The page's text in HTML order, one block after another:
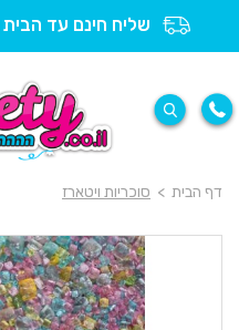
שליח חינם עד הבית
דף הבית > סוכריות ויטארז